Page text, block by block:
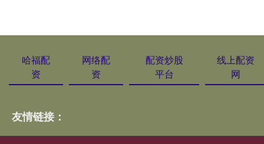
哈福配
资
网络配
资
配资炒股
平台
线上配资
网
友情链接：